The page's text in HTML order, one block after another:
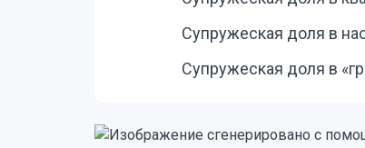
Супружеская доля в
Супружеская доля в